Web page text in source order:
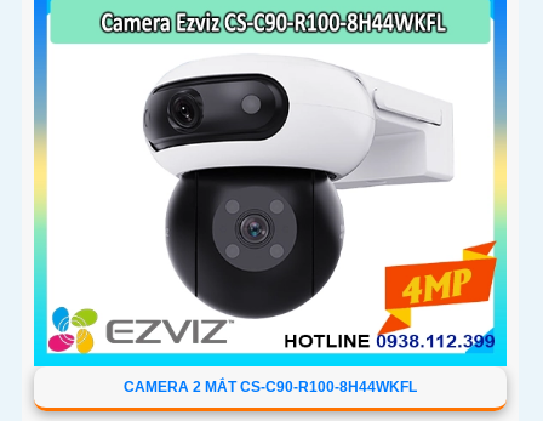
CAMERA 2 MẮT CS-C90-R100-8H44WKFL